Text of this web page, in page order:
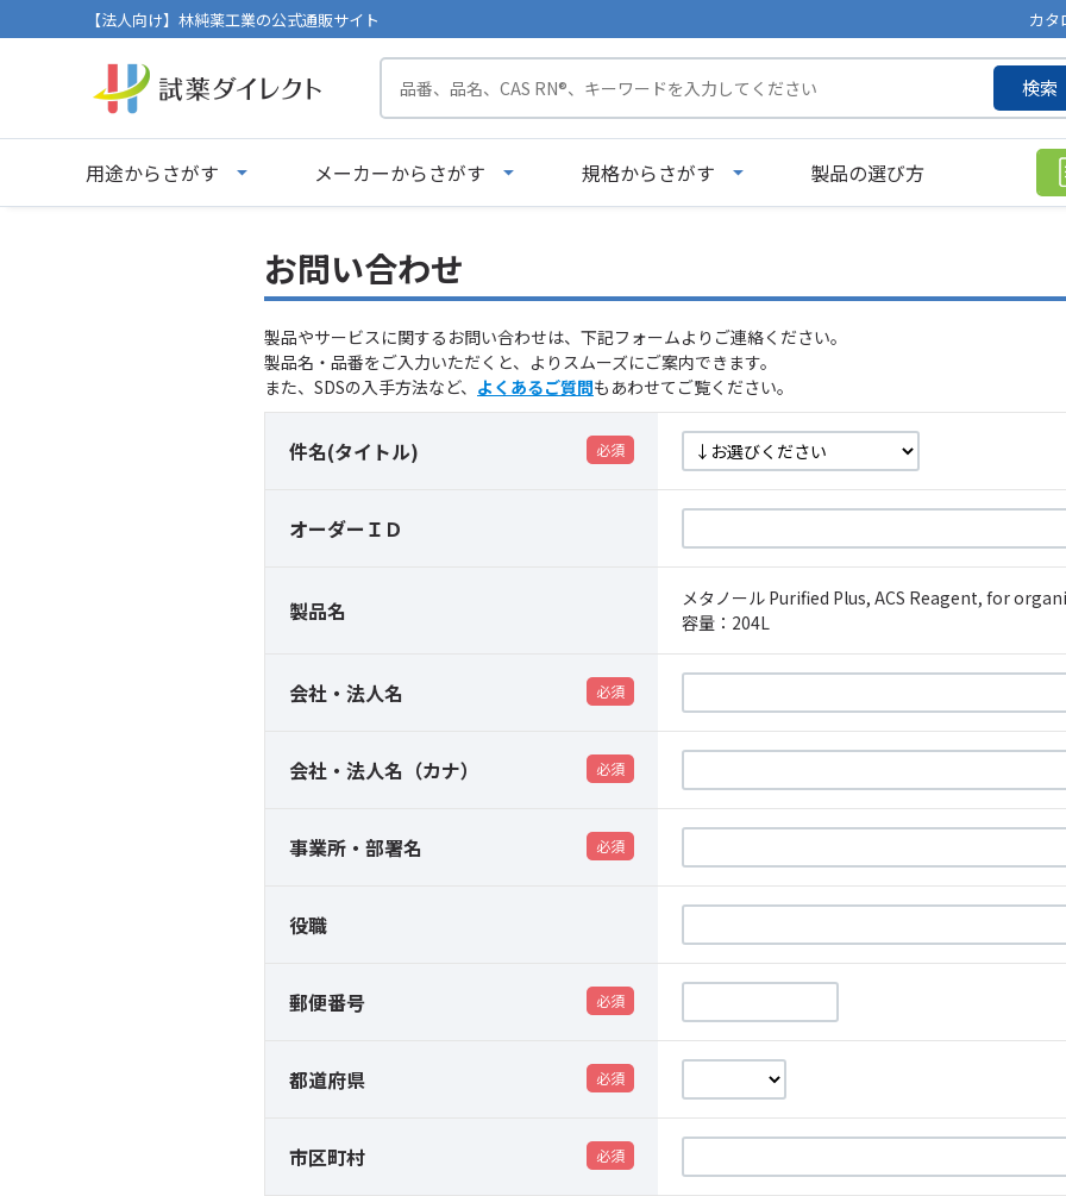
【法人向け】林純薬工業の公式通販サイト カタ
検索
用途からさがす メーカーからさがす 規格からさがす 製品の選び方
お問い合わせ
製品やサービスに関するお問い合わせは、下記フォームよりご連絡ください。
製品名・品番をご入力いただくと、よりスムーズにご案内できます。
また、SDSの入手方法など、 よくあるご質問もあわせてご覧ください。
件名(タイトル)
オーダーＩＤ
製品名
メタノール Purified Plus, ACS Reagent, for
容量： 204L
会社・法人名
会社・法人名（カナ）
事業所・部署名
役職
郵便番号
都道府県
市区町村